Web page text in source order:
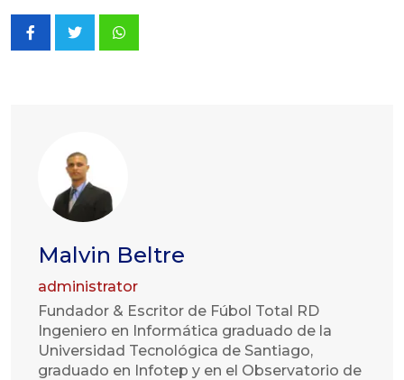
Whatsapp
Malvin Beltre
administrator
Fundador & Escritor de Fúbol Total RD
Ingeniero en Informática graduado de la
Universidad Tecnológica de Santiago,
graduado en Infotep y en el Observatorio de